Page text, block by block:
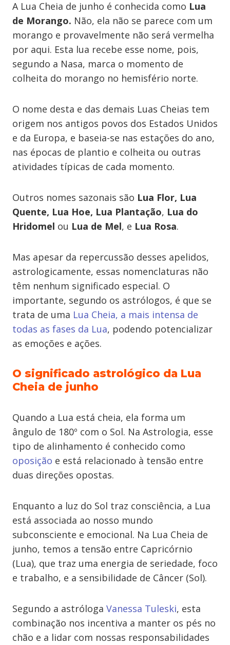
A Lua Cheia de junho é conhecida como Lua
de Morango. Não, ela não se parece com um
morango e provavelmente não será vermelha
por aqui. Esta lua recebe esse nome, pois,
segundo a Nasa, marca o momento de
colheita do morango no hemisfério norte.
O nome desta e das demais Luas Cheias tem
origem nos antigos povos dos Estados Unidos
e da Europa, e baseia-se nas estações do ano,
nas épocas de plantio e colheita ou outras
atividades típicas de cada momento.
Outros nomes sazonais são Lua Flor, Lua
Quente, Lua Hoe, Lua Plantação, Lua do
Hridomel ou Lua de Mel, e Lua Rosa.
Mas apesar da repercussão desses apelidos,
astrologicamente, essas nomenclaturas não
têm nenhum significado especial. O
importante, segundo os astrólogos, é que se
trata de uma Lua Cheia, a mais intensa de
todas as fases da Lua, podendo potencializar
as emoções e ações.
O significado astrológico da Lua
Cheia de junho
Quando a Lua está cheia, ela forma um
ângulo de 180º com o Sol. Na Astrologia, esse
tipo de alinhamento é conhecido como
oposição e está relacionado à tensão entre
duas direções opostas.
Enquanto a luz do Sol traz consciência, a Lua
está associada ao nosso mundo
subconsciente e emocional. Na Lua Cheia de
junho, temos a tensão entre Capricórnio
(Lua), que traz uma energia de seriedade, foco
e trabalho, e a sensibilidade de Câncer (Sol).
Segundo a astróloga Vanessa Tuleski, esta
combinação nos incentiva a manter os pés no
chão e a lidar com nossas responsabilidades